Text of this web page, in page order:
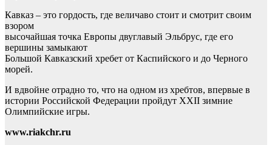
Кавказ – это гордость, где величаво стоит и смотрит своим
взором
высочайшая точка Европы двуглавый Эльбрус, где его
вершины замыкают
Большой Кавказский хребет от Каспийского и до Черного
морей.
И вдвойне отрадно то, что на одном из хребтов, впервые в
истории Российской Федерации пройдут XXII зимние
Олимпийские игры.
www.riakchr.ru